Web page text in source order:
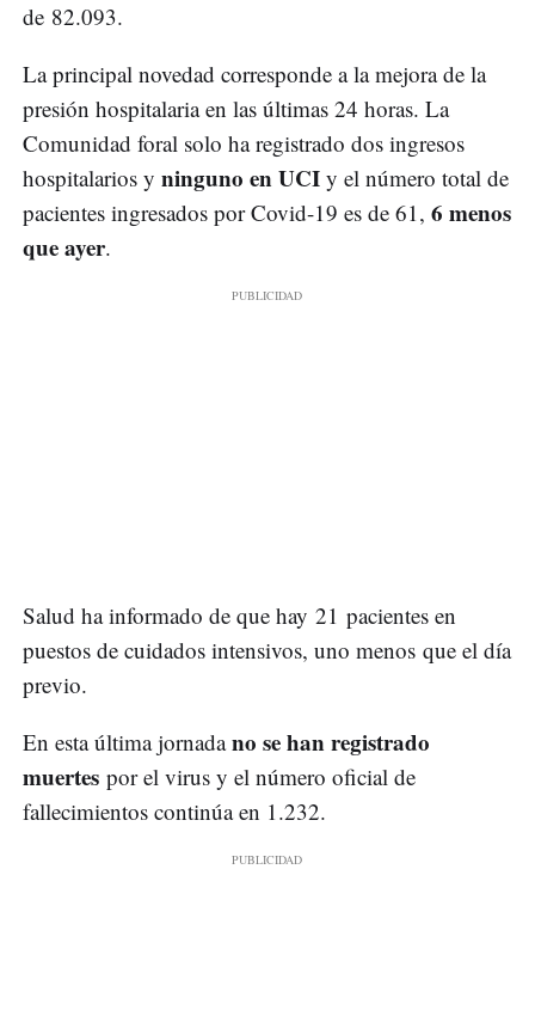
de 82.093.
La principal novedad corresponde a la mejora de la
presión hospitalaria en las últimas 24 horas. La
Comunidad foral solo ha registrado dos ingresos
hospitalarios y ninguno en UCI y el número total de
pacientes ingresados por Covid-19 es de 61, 6 menos
que ayer.
Salud ha informado de que hay 21 pacientes en
puestos de cuidados intensivos, uno menos que el día
previo.
En esta última jornadano se han registrado
muertes por el virus y el número oficial de
fallecimientos continúa en 1.232.